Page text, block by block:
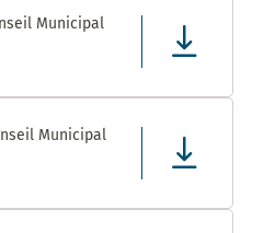
Municipal
Municipal